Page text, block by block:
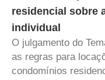
residencial sobre
individual
O julgamento do
as regras para
condomínios